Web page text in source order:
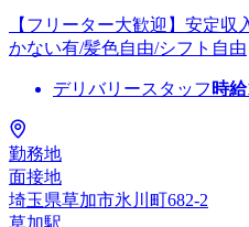
【フリーター大歓迎】安定
かない有/髪色自由/シフト自由
デリバリースタッフ 時給
勤務地
面接地
埼玉県草加市氷川町682-2
草加駅